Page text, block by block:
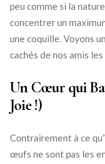
peu comme si la
concentrer un
une coquille. Voyons
cachés de nos amis
Un Cœur qui
Joie !)
Contrairement à ce
œufs ne sont pas les